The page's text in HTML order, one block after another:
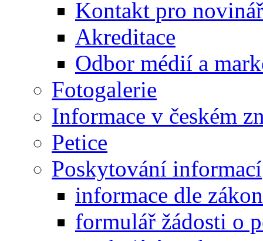
Kontakt pro
Akreditace
Odbor médií a
Fotogalerie
Informace v českém
Petice
Poskytování informací
informace dle
formulář žádosti o